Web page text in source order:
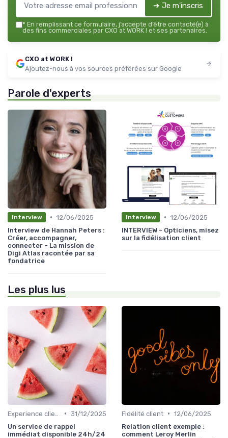
➔ Je m'inscris
* En remplissant ce formulaire, j’accepte d’être contacté(e) à
des fins commerciales par CXO at WORK ! et ses partenaires.
CXO at WORK !
Ajoutez-nous à vos sources préférées sur Google
Parole d'experts
Interview • 12/06/2025
Interview de Hannah Peters :
Créer, accompagner,
connecter - La mission de
Digi Atlas racontée par sa
fondatrice
Interview • 12/06/2025
INTERVIEW - Opticiens, misez
sur la fidélisation client
Les plus lus
• 31/12/2025
Un service de rappel
immédiat disponible 24h/24
Fidélité client • 12/06/2025
Relation client exemple :
comment Leroy Merlin